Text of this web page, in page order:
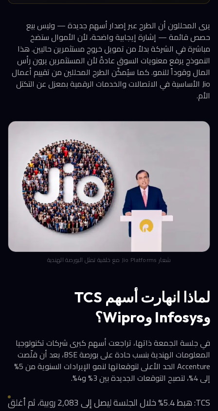
يرى المحللون أن الطرح عبر إصدار أسهم جديدة — وليس بيع
حصص قائمة — إشارة إيجابية واضحة، لأن الأموال ستضخ
مباشرة في الشركة بدلاً من تمويل خروج مستثمرين حاليين. هذا
النموذج يرفع معنويات السوق عادةً لأن المستثمرين يرون رأس
المال وقوداً للنمو. كما سيُمكّن الطرح المحللين من تقييم أعمال
Jio الأساسية في الاتصالات والخدمات الرقمية بمعزل عن التكتل
الأم.
شعار Jio Platforms مع خلفية تمثل البورصة الهندية
لماذا انهارت أسهم TCS
وInfosys وWipro؟
في جلسة الجمعة ذاتها، تراجعت أسهم كبرى شركات تكنولوجيا
المعلومات الهندية بنسب حادة على بورصة BSE، بعد أن قلّصت
Accenture الحد الأعلى لتوقعاتها لنمو الإيرادات السنوية من 5%
إلى 4%، لتصبح التوقعات الجديدة بين 3% و4%.
TCS: هبط 5.4% خلال الجلسة ليصل إلى 2,083 روبية، ثم أغلق